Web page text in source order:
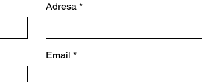
Adresa
Email